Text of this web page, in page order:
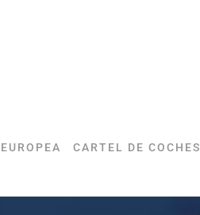
CARTEL DE COCHES